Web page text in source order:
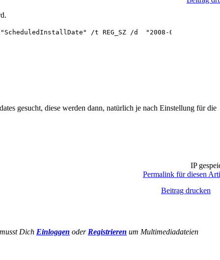
/v "ScheduledInstallDate" /t REG_SZ /d  "2008-01-01
gesucht, diese werden dann, natürlich je nach Einstellung für die
IP
Permalink für diesen
Beitrag drucken
Dich Einloggen oder Registrieren um Multimediadateien